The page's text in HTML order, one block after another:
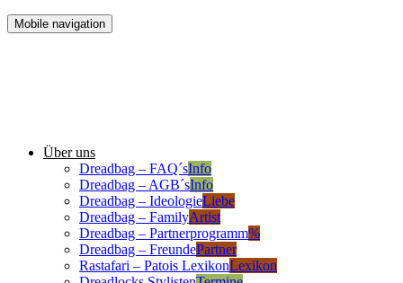
Mobile navigation
Über uns
Dreadbag – FAQ´sInfo
Dreadbag – AGB´sInfo
Dreadbag – IdeologieLiebe
Dreadbag – FamilyArtist
Dreadbag – Partnerprogramm%
Dreadbag – FreundePartner
Rastafari – Patois LexikonLexikon